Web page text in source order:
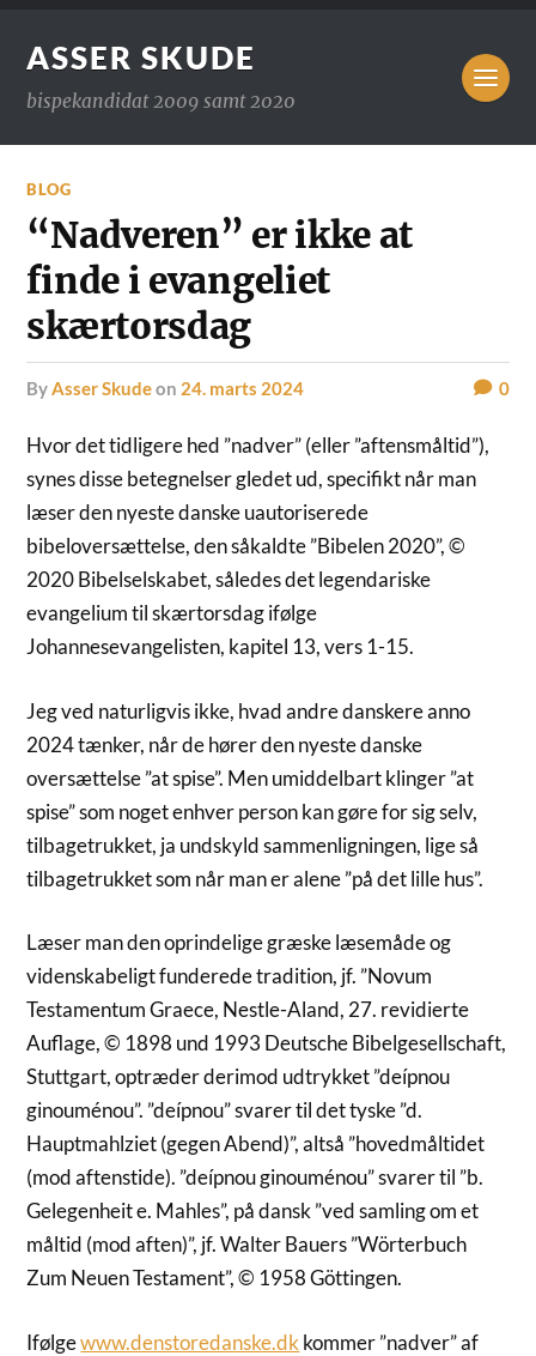
ASSER SKUDE
bispekandidat 2009 samt 2020
BLOG
“Nadveren” er ikke at
finde i evangeliet
skærtorsdag
byAsser Skudeon 24. marts 2024 0
Hvor det tidligere hed ”nadver” (eller ”aftensmåltid”),
synes disse betegnelser gledet ud, specifikt når man
læser den nyeste danske uautoriserede
bibeloversættelse, den såkaldte ”Bibelen 2020”, ©
2020 Bibelselskabet, således det legendariske
evangelium til skærtorsdag ifølge
Johannesevangelisten, kapitel 13, vers 1-15.
Jeg ved naturligvis ikke, hvad andre danskere anno
2024 tænker, når de hører den nyeste danske
oversættelse ”at spise”. Men umiddelbart klinger ”at
spise” som noget enhver person kan gøre for sig selv,
tilbagetrukket, ja undskyld sammenligningen, lige så
tilbagetrukket som når man er alene ”på det lille hus”.
Læser man den oprindelige græske læsemåde og
videnskabeligt funderede tradition, jf. ”Novum
Testamentum Graece, Nestle-Aland, 27. revidierte
Auflage, © 1898 und 1993 Deutsche Bibelgesellschaft,
Stuttgart, optræder derimod udtrykket ”deípnou
ginouménou”. ”deípnou” svarer til det tyske ”d.
Hauptmahlziet (gegen Abend)”, altså ”hovedmåltidet
(mod aftenstide). ”deípnou ginouménou” svarer til ”b.
Gelegenheit e. Mahles”, på dansk ”ved samling om et
måltid (mod aften)”, jf. Walter Bauers ”Wörterbuch
Zum Neuen Testament”, © 1958 Göttingen.
Ifølgewww.denstoredanske.dk kommer ”nadver” af